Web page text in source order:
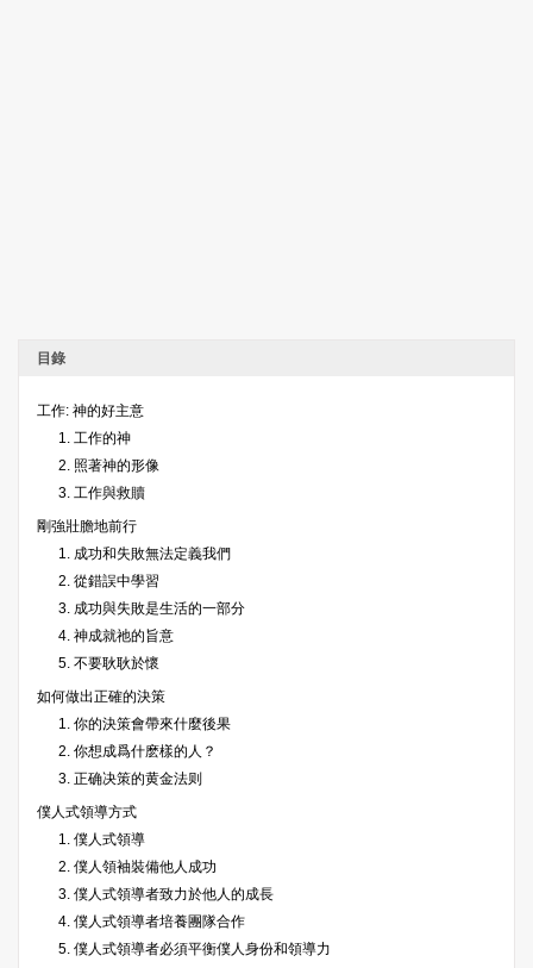
目錄
工作: 神的好主意
1. 工作的神
2. 照著神的形像
3. 工作與救贖
剛強壯膽地前行
1. 成功和失敗無法定義我們
2. 從錯誤中學習
3. 成功與失敗是生活的一部分
4. 神成就祂的旨意
5. 不要耿耿於懷
如何做出正確的決策
1. 你的決策會帶來什麼後果
2. 你想成爲什麽樣的人？
3. 正确决策的黄金法则
僕人式領導方式
1. 僕人式領導
2. 僕人領袖裝備他人成功
3. 僕人式領導者致力於他人的成長
4. 僕人式領導者培養團隊合作
5. 僕人式領導者必須平衡僕人身份和領導力